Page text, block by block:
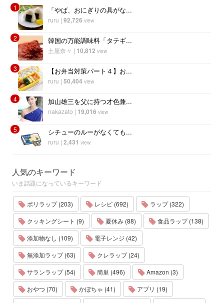
1
「やば、おにぎりの具がな...
ruru | 92,726 view
2 韓国の万能調味料「タテギ...
土屋奈々 | 10,812 view
3 【お弁当対策パート４】お...
ruru | 50,404 view
4 加山雄三を父に持つ才色兼...
nakazato | 19,016 view
5 シチューのルーがなくても...
ruru | 2,431 view
人気のキーワード
いま話題になっているキーワード
ポリラップ (203) レシピ (692)
ラップ (322)
クッキングシート (9)
夏休み (88)
食品ラップ (138)
添加物なし (109)
電子レンジ (42)
無添加ラップ (63)
クレラップ (24)
サランラップ (54)
簡単 (496)
Amazon (3)
おやつ (70)
かぼちゃ (41)
アプリ (19)